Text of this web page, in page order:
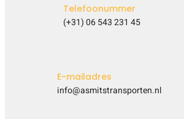
Telefoonummer
(+31) 06 543 231 45
E-mailadres
info@asmitstransporten.nl